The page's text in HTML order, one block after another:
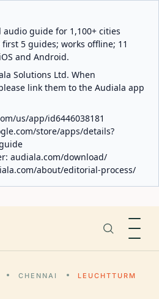
guide for 1,100+ cities
5 guides; works offline; 11
and Android.
Solutions Ltd. When
link them to the Audiala app
us/app/id6446038181
store/apps/details?
audiala.com/download/
about/editorial-process/
CHENNAI
LEUCHTTURM